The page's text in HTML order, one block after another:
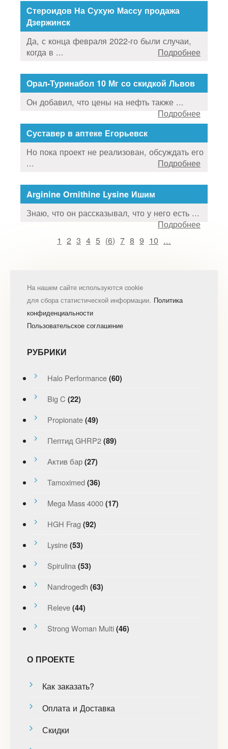
Стероидов На Сухую Массу продажа
Дзержинск
Да, с конца февраля 2022-го были случаи,
когда в ...
Подробнее
Орал-Туринабол 10 Мг со скидкой Львов
Он добавил, что цены на нефть также ...
Подробнее
Суставер в аптеке Егорьевск
Но пока проект не реализован, обсуждать его
...
Подробнее
Arginine Ornithine Lysine Ишим
Знаю, что он рассказывал, что у него есть ...
Подробнее
1 2 3 4 5 (6) 7 8 9 10 ...
На нашем сайте используются cookie
для сбора статистической информации. Политика
конфиденциальности
Пользовательское соглашение
РУБРИКИ
Halo Performance (60)
Big C (22)
Propionate (49)
Пептид GHRP2 (89)
Актив бар (27)
Tamoximed (36)
Mega Mass 4000 (17)
HGH Frag (92)
Lysine (53)
Spirulina (53)
Nandrogedh (63)
Releve (44)
Strong Woman Multi (46)
О ПРОЕКТЕ
Как заказать?
Оплата и Доставка
Скидки